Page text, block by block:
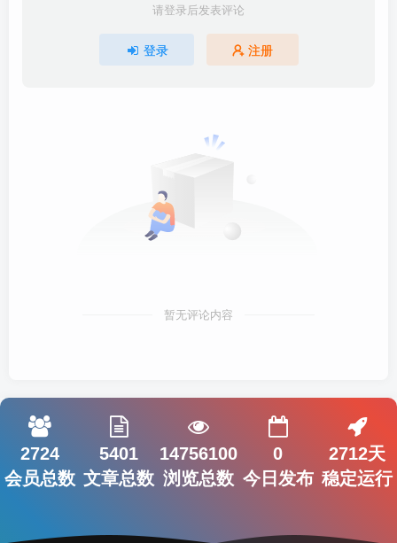
请登录后发表评论
登录 注册
暂无评论内容
2724
会员总数
5401
文章总数
14756100
浏览总数
0
今日发布
2712天
稳定运行